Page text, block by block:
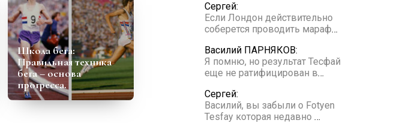
Школа бега:
Правильная техника
бега – основа
прогресса.
Сергей:
Если Лондон действительно
соберется проводить мараф…
Василий ПАРНЯКОВ:
Я помню, но результат Тесфай
еще не ратифицирован в…
Сергей:
Василий, вы забыли о Fotyen
Tesfay которая недавно …